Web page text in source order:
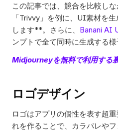
この記事では、競合を比較し
「Trivvy」を例に、UI素材を
します**。さらに、 Banani AI
ンプトで全て同時に生成する様
Midjourneyを無料で利用する
ロゴデザイン
ロゴはアプリの個性を表す超
れを作ることで、カラパレや